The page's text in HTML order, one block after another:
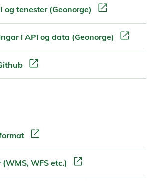
og tenester (Geonorge) open_in_new
i API og data (Geonorge) open_in_new
open_in_new
open_in_new
WFS etc.) open_in_new